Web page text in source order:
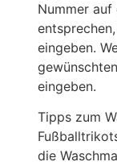
Nummer auf
eingeben.
eingeben.
Tipps zum
die